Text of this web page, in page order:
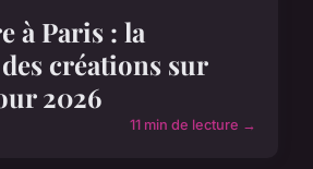
à Paris : la
créations sur
2026
11 min de lecture →